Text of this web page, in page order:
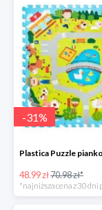
-31%
48.99 zł70.98 zł*